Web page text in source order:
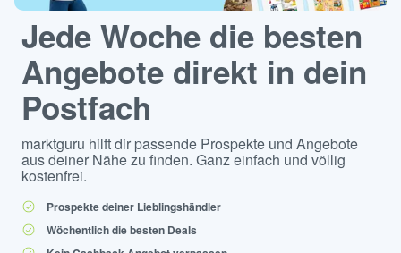
Jede Woche die besten
Angebote direkt in dein
Postfach
marktguru hilft dir passende Prospekte und Angebote
aus deiner Nähe zu finden. Ganz einfach und völlig
kostenfrei.
Prospekte deiner Lieblingshändler
Wöchentlich die besten Deals